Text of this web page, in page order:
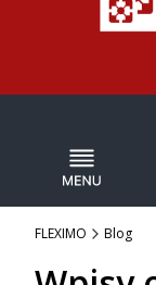
Menu
FLEXIMO Blog